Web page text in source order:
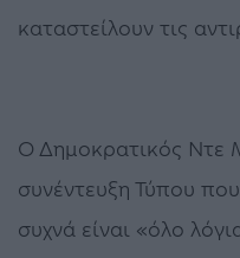
καταστείλουν τις
Ο Δημοκρατικός Ντε
συνέντευξη Τύπου
συχνά είναι «όλο